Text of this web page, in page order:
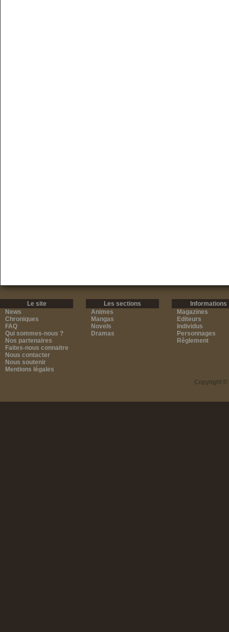
Le site
News
Chroniques
FAQ
Qui sommes-nous ?
Nos partenaires
Faites-nous connaitre
Nous contacter
Nous soutenir
Mentions légales
Les sections
Animes
Mangas
Novels
Dramas
Informations
Magazines
Editeurs
Individus
Personnages
Règlement
Copyright ©